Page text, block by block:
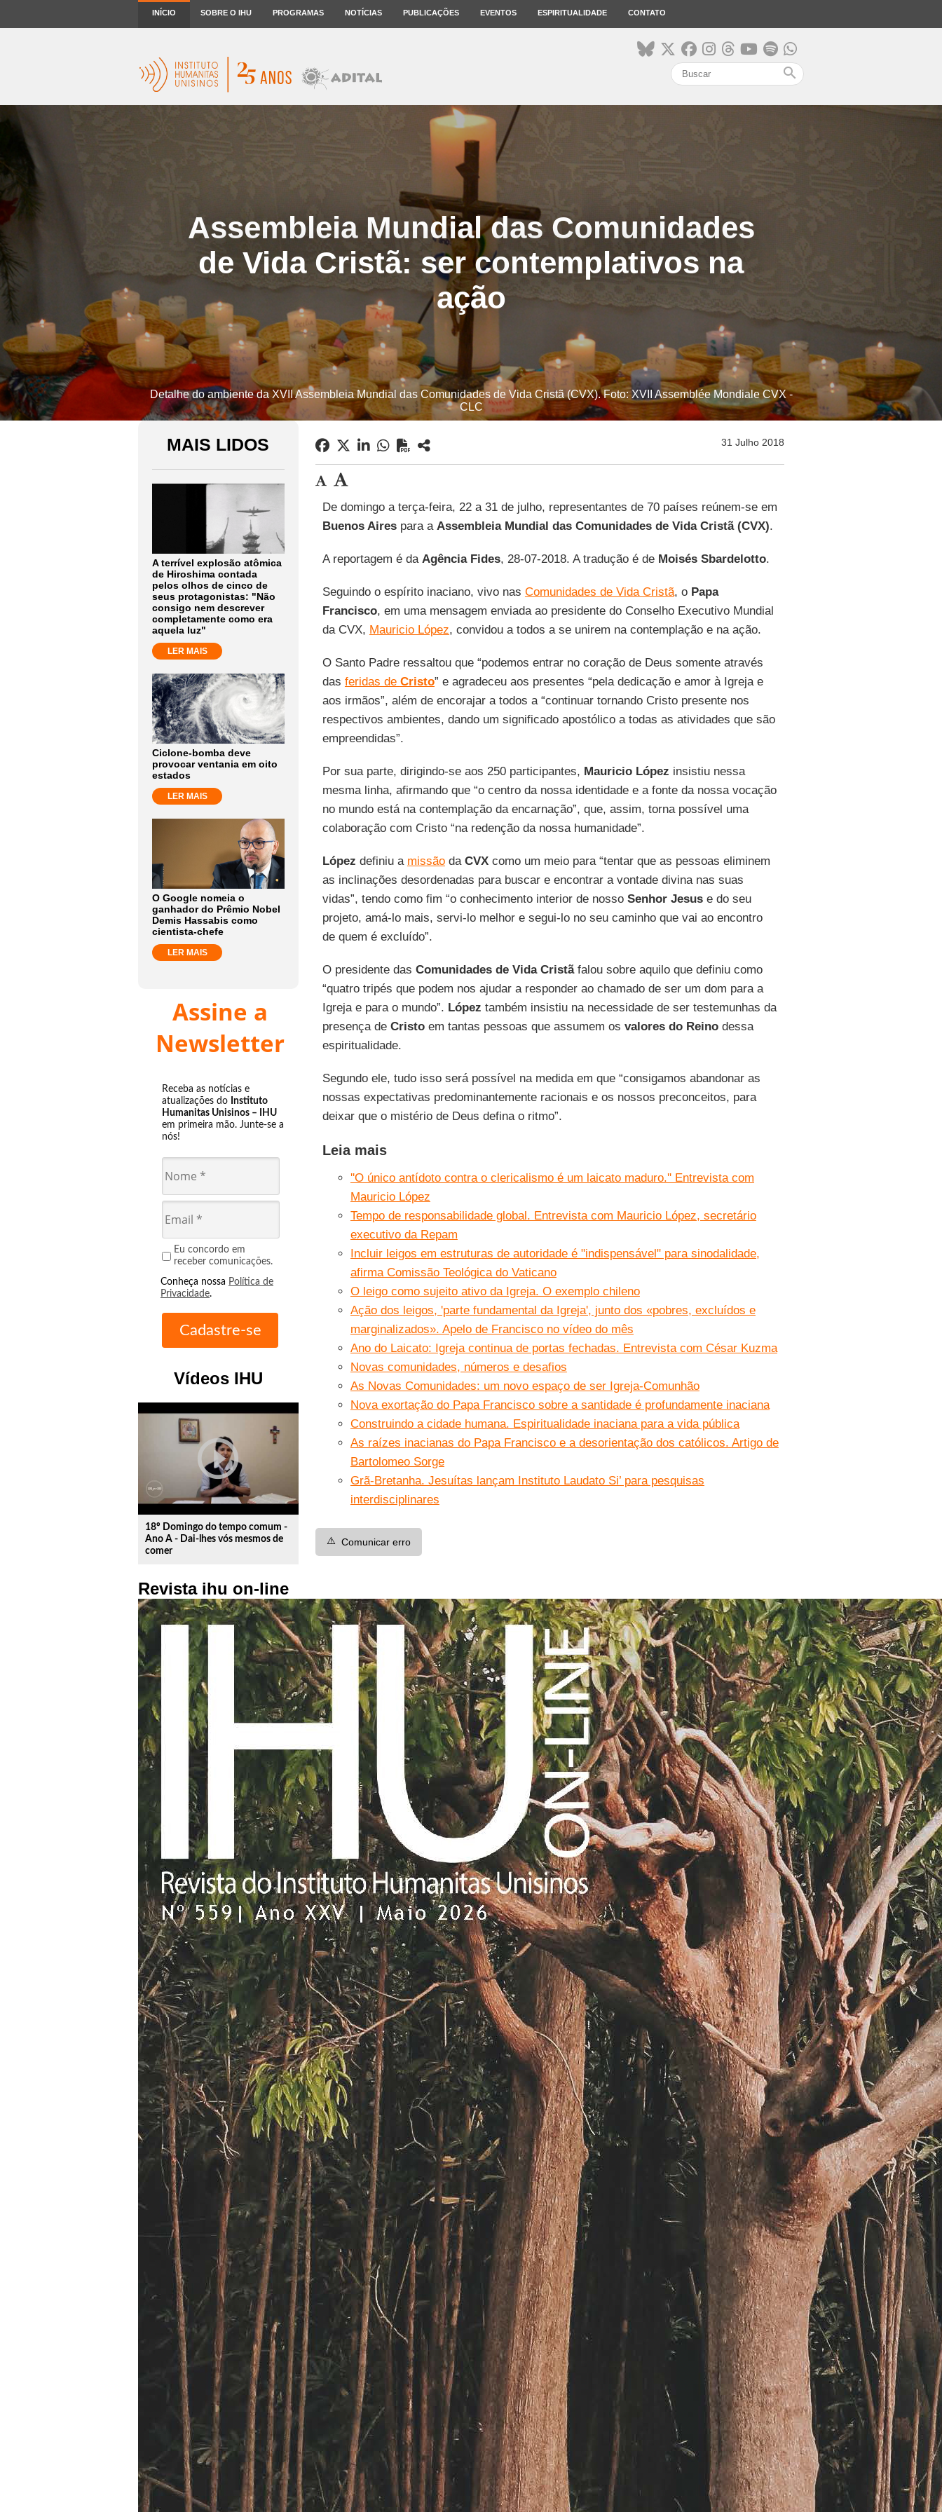
INÍCIO SOBRE O IHU PROGRAMAS NOTÍCIAS PUBLICAÇÕES EVENTOS ESPIRITUALIDADE CONTATO
search
Assembleia Mundial das Comunidades
de Vida Cristã: ser contemplativos na
ação
Detalhe do ambiente da XVII Assembleia Mundial das Comunidades de Vida Cristã (CVX). Foto: XVII Assemblée Mondiale CVX -
CLC
MAIS LIDOS
A terrível explosão atômica
de Hiroshima contada
pelos olhos de cinco de
seus protagonistas: "Não
consigo nem descrever
completamente como era
aquela luz"
LER MAIS
Ciclone-bomba deve
provocar ventania em oito
estados
LER MAIS
O Google nomeia o
ganhador do Prêmio Nobel
Demis Hassabis como
cientista-chefe
LER MAIS
Assine a
Newsletter
Receba as notícias e
atualizações do Instituto
Humanitas Unisinos – IHU
em primeira mão. Junte-se a
nós!
Eu concordo em
receber comunicações.
Conheça nossa Política de
Privacidade.
Vídeos IHU
play_circle_outline
18º Domingo do tempo comum -
Ano A - Dai-lhes vós mesmos de
comer
Revista ihu on-line
31 Julho 2018
De domingo a terça-feira, 22 a 31 de julho, representantes de 70 países reúnem-se em
Buenos Airespara a Assembleia Mundial das Comunidades de Vida Cristã (CVX).
A reportagem é da Agência Fides, 28-07-2018. A tradução é de Moisés Sbardelotto.
Seguindo o espírito inaciano, vivo nas Comunidades de Vida Cristã, o Papa
Francisco, em uma mensagem enviada ao presidente do Conselho Executivo Mundial
da CVX, Mauricio López, convidou a todos a se unirem na contemplação e na ação.
O Santo Padre ressaltou que “podemos entrar no coração de Deus somente através
das feridas de Cristo” e agradeceu aos presentes “pela dedicação e amor à Igreja e
aos irmãos”, além de encorajar a todos a “continuar tornando Cristo presente nos
respectivos ambientes, dando um significado apostólico a todas as atividades que são
empreendidas”.
Por sua parte, dirigindo-se aos 250 participantes, Mauricio López insistiu nessa
mesma linha, afirmando que “o centro da nossa identidade e a fonte da nossa vocação
no mundo está na contemplação da encarnação”, que, assim, torna possível uma
colaboração com Cristo “na redenção da nossa humanidade”.
López definiu a missãoda CVXcomo um meio para “tentar que as pessoas eliminem
as inclinações desordenadas para buscar e encontrar a vontade divina nas suas
vidas”, tendo como fim “o conhecimento interior de nosso Senhor Jesuse do seu
projeto, amá-lo mais, servi-lo melhor e segui-lo no seu caminho que vai ao encontro
de quem é excluído”.
O presidente das Comunidades de Vida Cristãfalou sobre aquilo que definiu como
“quatro tripés que podem nos ajudar a responder ao chamado de ser um dom para a
Igreja e para o mundo”. López também insistiu na necessidade de ser testemunhas da
presença de Cristoem tantas pessoas que assumem os valores do Reinodessa
espiritualidade.
Segundo ele, tudo isso será possível na medida em que “consigamos abandonar as
nossas expectativas predominantemente racionais e os nossos preconceitos, para
deixar que o mistério de Deus defina o ritmo”.
Leia mais
''O único antídoto contra o clericalismo é um laicato maduro.'' Entrevista com
Mauricio López
Tempo de responsabilidade global. Entrevista com Mauricio López, secretário
executivo da Repam
Incluir leigos em estruturas de autoridade é "indispensável" para sinodalidade,
afirma Comissão Teológica do Vaticano
O leigo como sujeito ativo da Igreja. O exemplo chileno
Ação dos leigos, 'parte fundamental da Igreja', junto dos «pobres, excluídos e
marginalizados». Apelo de Francisco no vídeo do mês
Ano do Laicato: Igreja continua de portas fechadas. Entrevista com César Kuzma
Novas comunidades, números e desafios
As Novas Comunidades: um novo espaço de ser Igreja-Comunhão
Nova exortação do Papa Francisco sobre a santidade é profundamente inaciana
Construindo a cidade humana. Espiritualidade inaciana para a vida pública
As raízes inacianas do Papa Francisco e a desorientação dos católicos. Artigo de
Bartolomeo Sorge
Grã-Bretanha. Jesuítas lançam Instituto Laudato Si’ para pesquisas
interdisciplinares
⚠️ Comunicar erro